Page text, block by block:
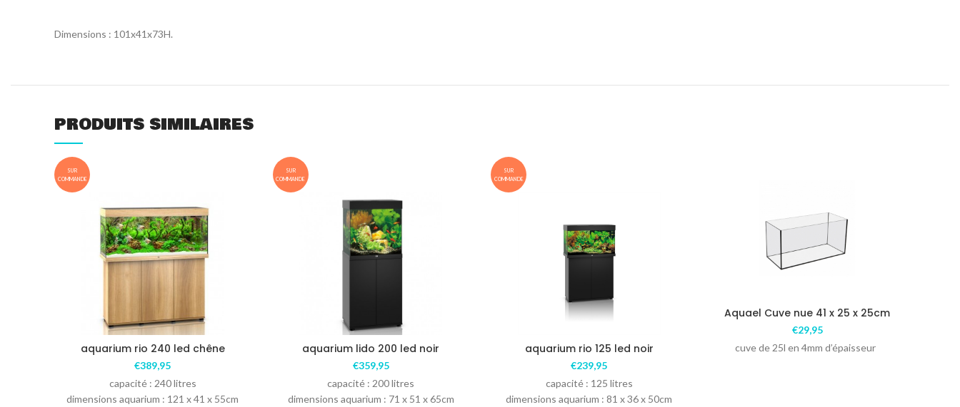
Dimensions : 101x41x73H.
PRODUITS SIMILAIRES
SUR
COMMANDE
aquarium rio 240 led chêne
€389,95
capacité : 240 litres
dimensions aquarium : 121 x 41 x 55cm
SUR
COMMANDE
aquarium lido 200 led noir
€359,95
capacité : 200 litres
dimensions aquarium : 71 x 51 x 65cm
SUR
COMMANDE
aquarium rio 125 led noir
€239,95
capacité : 125 litres
dimensions aquarium : 81 x 36 x 50cm
Aquael Cuve nue 41 x 25 x 25cm
€29,95
cuve de 25l en 4mm d’épaisseur